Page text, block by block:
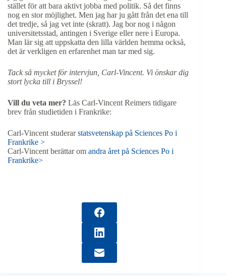
stället för att bara aktivt jobba med politik. Så det finns
nog en stor möjlighet. Men jag har ju gått från det ena till
det tredje, så jag vet inte (skratt). Jag bor nog i någon
universitetsstad, antingen i Sverige eller nere i Europa.
Man lär sig att uppskatta den lilla världen hemma också,
det är verkligen en erfarenhet man tar med sig.
Tack så mycket för intervjun, Carl-Vincent. Vi önskar dig
stort lycka till i Bryssel!
Vill du veta mer? Läs Carl-Vincent Reimers tidigare
brev från studietiden i Frankrike:
Carl-Vincent studerarstatsvetenskap på Sciences Po i
Frankrike >
Carl-Vincent berättar om andra året på Sciences Po i
Frankrike>